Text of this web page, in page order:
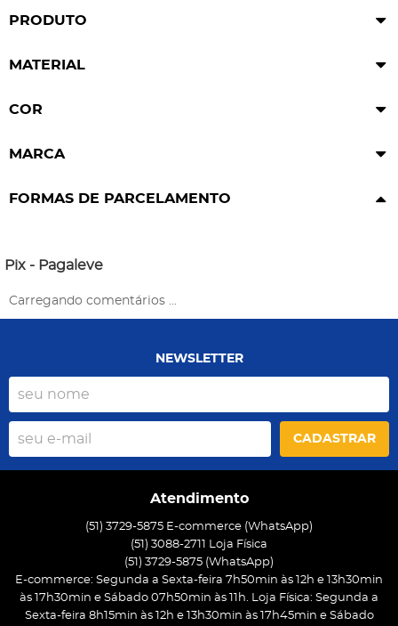
PRODUTO
MATERIAL
COR
MARCA
FORMAS DE PARCELAMENTO
Pix - Pagaleve
Carregando comentários ...
NEWSLETTER
CADASTRAR
Atendimento
(51) 3729-5875 E-commerce (WhatsApp)
(51) 3088-2711 Loja Física
(51) 3729-5875 (WhatsApp)
E-commerce: Segunda a Sexta-feira 7h50min às 12h e 13h30min
às 17h30min e Sábado 07h50min às 11h. Loja Física: Segunda a
Sexta-feira 8h15min às 12h e 13h30min às 17h45min e Sábado